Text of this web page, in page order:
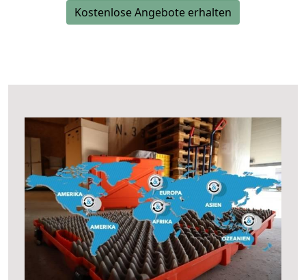
Kostenlose Angebote erhalten